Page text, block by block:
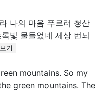
나의 마음 푸르러 청산
빛 물들었네 세상 번뇌
기
mountains. So my
green mountains. The